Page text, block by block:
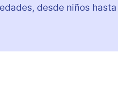
desde niños hasta